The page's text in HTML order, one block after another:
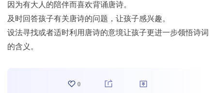
因为有大人的陪伴而喜欢背诵唐诗。
及时回答孩子有关唐诗的问题，让孩子感兴趣。
设法寻找或者适时利用唐诗的意境让孩子更进一步领悟诗词
的含义。
0